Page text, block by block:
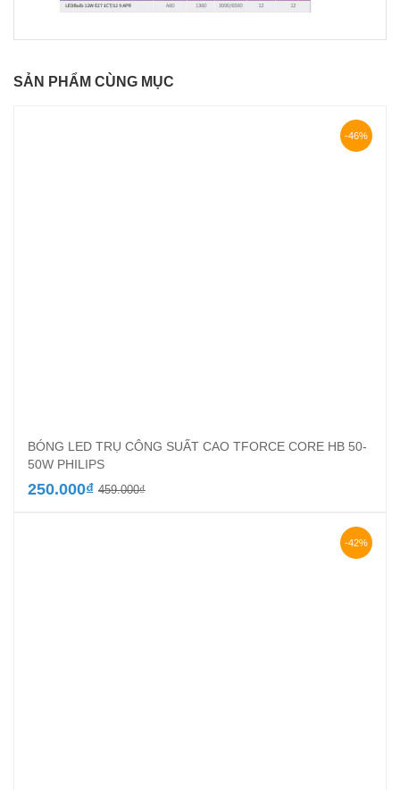
SẢN PHẨM CÙNG MỤC
-46%
BÓNG LED TRỤ CÔNG SUẤT CAO TFORCE CORE HB 50-
50W PHILIPS
459.000₫Giá
250.000₫
Giá
-42%